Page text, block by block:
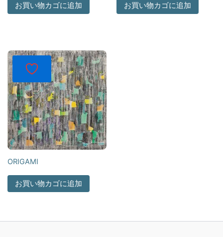
お買い物カゴに追加 お買い物カゴに追加
ORIGAMI
お買い物カゴに追加